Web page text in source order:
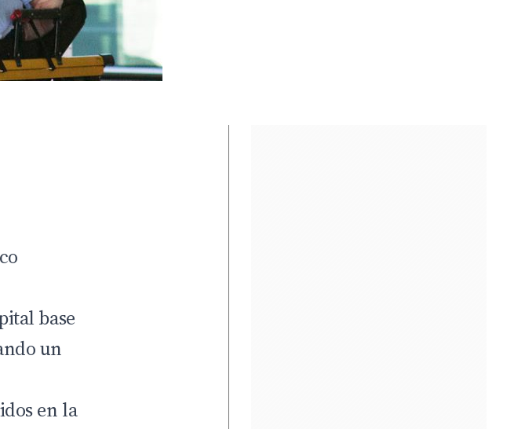
base
un
en la